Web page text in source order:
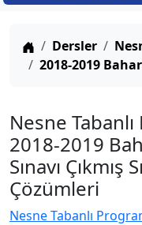
Anasayfa
Dersler
2018-2019
Nesne
2018-2019
Sınavı Çıkmış
Çözümleri
Nesne Tabanlı